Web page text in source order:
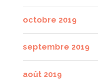
octobre 2019
septembre 2019
août 2019